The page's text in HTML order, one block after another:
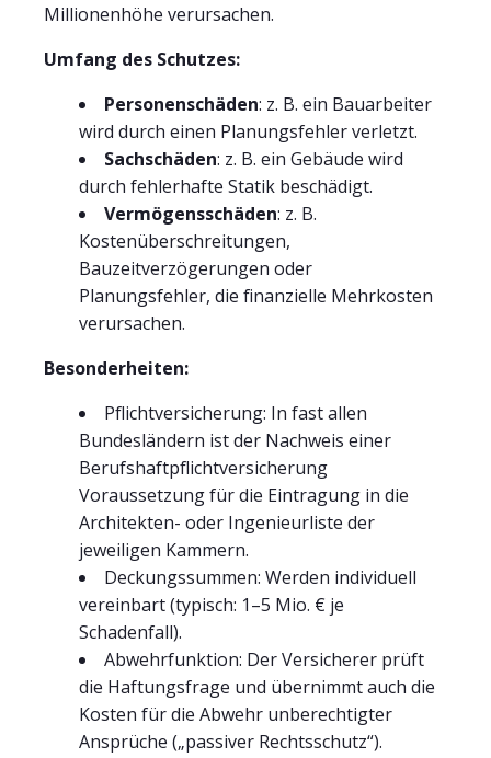
Millionenhöhe verursachen.
Umfang des Schutzes:
Personenschäden: z. B. ein Bauarbeiter
wird durch einen Planungsfehler verletzt.
Sachschäden: z. B. ein Gebäude wird
durch fehlerhafte Statik beschädigt.
Vermögensschäden: z. B.
Kostenüberschreitungen,
Bauzeitverzögerungen oder
Planungsfehler, die finanzielle Mehrkosten
verursachen.
Besonderheiten:
Pflichtversicherung: In fast allen
Bundesländern ist der Nachweis einer
Berufshaftpflichtversicherung
Voraussetzung für die Eintragung in die
Architekten- oder Ingenieurliste der
jeweiligen Kammern.
Deckungssummen: Werden individuell
vereinbart (typisch: 1–5 Mio. € je
Schadenfall).
Abwehrfunktion: Der Versicherer prüft
die Haftungsfrage und übernimmt auch die
Kosten für die Abwehr unberechtigter
Ansprüche („passiver Rechtsschutz“).